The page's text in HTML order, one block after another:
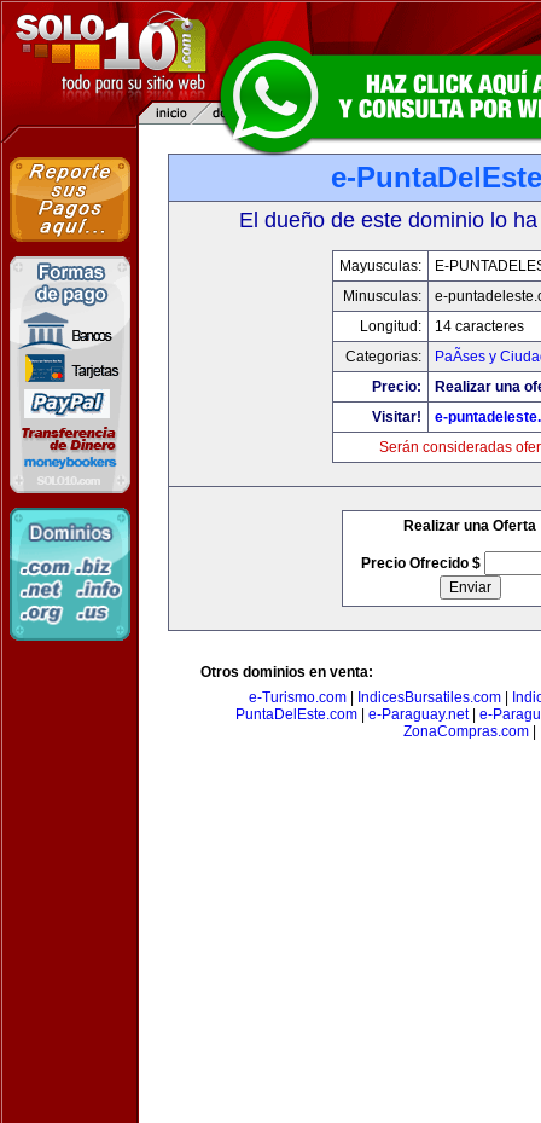
e-
El dueño de este dominio lo
Mayusculas:
E-
Minusculas:
e-
Longitud:
14 caracteres
Categorias:
PaÃ­ses y
Precio:
Realizar una
Visitar!
e-
Serán consideradas
Realizar una Oferta
Precio Ofrecido $
Otros dominios en venta:
e-Turismo.com| IndicesBursatiles.com|
PuntaDelEste.com| e-Paraguay.net| e-
ZonaCompras.com